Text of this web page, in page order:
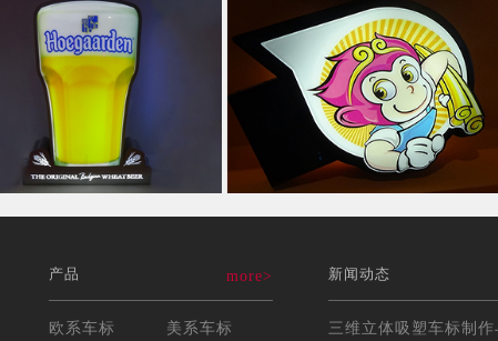
产品 more>
欧系车标
美系车标
新闻动态